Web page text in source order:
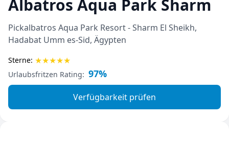
Albatros Aqua Park Sharm
Pickalbatros Aqua Park Resort - Sharm El Sheikh,
Hadabat Umm es-Sid, Ägypten
Sterne: ★★★★★
Urlaubsfritzen Rating: 97%
Verfügbarkeit prüfen